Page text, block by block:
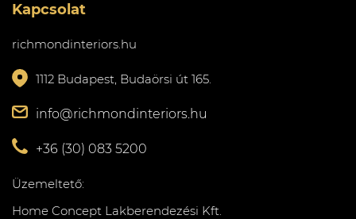
Kapcsolat
richmondinteriors.hu
1112 Budapest, Budaörsi út 165.
info@richmondinteriors.hu
+36 (30) 083 5200
Üzemeltető:
Home Concept Lakberendezési Kft.